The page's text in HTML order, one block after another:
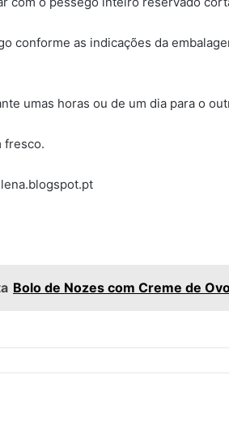
conforme as indicações da
umas horas ou de um dia para o
fresco.
Bolo de Nozes com Creme de